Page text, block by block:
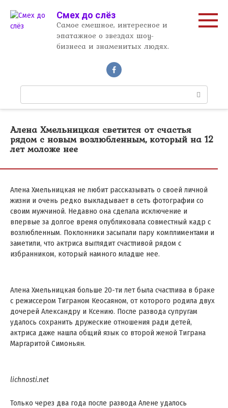
контенту
Смех до слёз
Самое смешное, интересное и
эпатажное о звездах шоу-
бизнеса и знаменитых людях.
о
и
к
:
Алена Хмельницкая светится от счастья
рядом с новым возлюбленным, который на 12
лет моложе нее
Алена Хмельницкая не любит рассказывать о своей личной
жизни и очень редко выкладывает в сеть фотографии со
своим мужчиной. Недавно она сделала исключение и
впервые за долгое время опубликовала совместный кадр с
возлюбленным. Поклонники засыпали пару комплиментами и
заметили, что актриса выглядит счастливой рядом с
избранником, который намного младше нее.
Алена Хмельницкая больше 20-ти лет была счастлива в браке
с режиссером Тиграном Кеосаяном, от которого родила двух
дочерей Александру и Ксению. После развода супругам
удалось сохранить дружеские отношения ради детей,
актриса даже нашла общий язык со второй женой Тиграна
Маргаритой Симоньян.
lichnosti.net
Только через два года после развода Алене удалось